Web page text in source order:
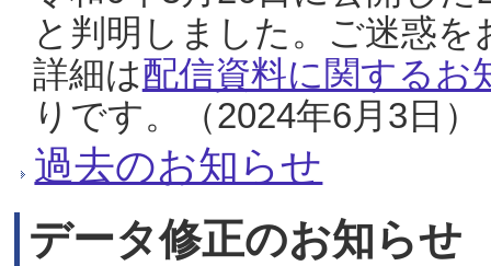
と判明しました。ご迷惑
詳細は配信資料に関するお
りです。（2024年6月3日）
過去のお知らせ
データ修正のお知らせ